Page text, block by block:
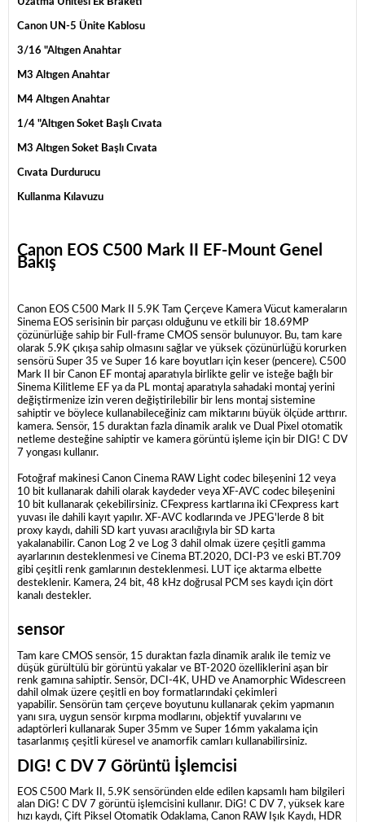
Canon EOS C500 Mark II EF-Mount Genel
Bakış
Canon EOS C500 Mark II 5.9K Tam Çerçeve Kamera Vücut kameraların
Sinema EOS serisinin bir parçası olduğunu ve etkili bir 18.69MP
çözünürlüğe sahip bir Full-frame CMOS sensör bulunuyor. Bu, tam kare
olarak 5.9K çıkışa sahip olmasını sağlar ve yüksek çözünürlüğü korurken
sensörü Super 35 ve Super 16 kare boyutları için keser (pencere). C500
Mark II bir Canon EF montaj aparatıyla birlikte gelir ve isteğe bağlı bir
Sinema Kilitleme EF ya da PL montaj aparatıyla sahadaki montaj yerini
değiştirmenize izin veren değiştirilebilir bir lens montaj sistemine
sahiptir ve böylece kullanabileceğiniz cam miktarını büyük ölçüde arttırır.
kamera. Sensör, 15 duraktan fazla dinamik aralık ve Dual Pixel otomatik
netleme desteğine sahiptir ve kamera görüntü işleme için bir DIG! C DV
7 yongası kullanır.
Fotoğraf makinesi Canon Cinema RAW Light codec bileşenini 12 veya
10 bit kullanarak dahili olarak kaydeder veya XF-AVC codec bileşenini
10 bit kullanarak çekebilirsiniz. CFexpress kartlarına iki CFexpress kart
yuvası ile dahili kayıt yapılır. XF-AVC kodlarında ve JPEG'lerde 8 bit
proxy kaydı, dahili SD kart yuvası aracılığıyla bir SD karta
yakalanabilir. Canon Log 2 ve Log 3 dahil olmak üzere çeşitli gamma
ayarlarının desteklenmesi ve Cinema BT.2020, DCI-P3 ve eski BT.709
gibi çeşitli renk gamlarının desteklenmesi. LUT içe aktarma elbette
desteklenir. Kamera, 24 bit, 48 kHz doğrusal PCM ses kaydı için dört
kanalı destekler.
sensor
Tam kare CMOS sensör, 15 duraktan fazla dinamik aralık ile temiz ve
düşük gürültülü bir görüntü yakalar ve BT-2020 özelliklerini aşan bir
renk gamına sahiptir. Sensör, DCI-4K, UHD ve Anamorphic Widescreen
dahil olmak üzere çeşitli en boy formatlarındaki çekimleri
yapabilir. Sensörün tam çerçeve boyutunu kullanarak çekim yapmanın
yanı sıra, uygun sensör kırpma modlarını, objektif yuvalarını ve
adaptörleri kullanarak Super 35mm ve Super 16mm yakalama için
tasarlanmış çeşitli küresel ve anamorfik camları kullanabilirsiniz.
DIG! C DV 7 Görüntü İşlemcisi
EOS C500 Mark II, 5.9K sensöründen elde edilen kapsamlı ham bilgileri
alan DiG! C DV 7 görüntü işlemcisini kullanır. DiG! C DV 7, yüksek kare
hızı kaydı, Çift Piksel Otomatik Odaklama, Canon RAW Işık Kaydı, HDR
Canon UN-5 Ünite Kablosu
3/16 "Altıgen Anahtar
M3 Altıgen Anahtar
M4 Altıgen Anahtar
1/4 "Altıgen Soket Başlı Cıvata
M3 Altıgen Soket Başlı Cıvata
Cıvata Durdurucu
Kullanma Kılavuzu